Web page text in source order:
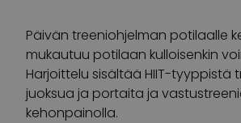
Päivän treeniohjelman potilaalle
mukautuu potilaan kulloisenkin
Harjoittelu sisältää HIIT-tyyppistä
juoksua ja portaita ja
kehonpainolla.